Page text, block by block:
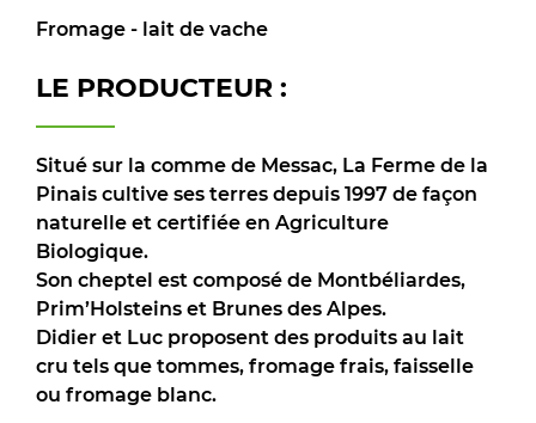
Fromage - lait de vache
LE PRODUCTEUR :
Situé sur la comme de Messac, La Ferme de la
Pinais cultive ses terres depuis 1997 de façon
naturelle et certifiée en Agriculture
Biologique.
Son cheptel est composé de Montbéliardes,
Prim’Holsteins et Brunes des Alpes.
Didier et Luc proposent des produits au lait
cru tels que tommes, fromage frais, faisselle
ou fromage blanc.